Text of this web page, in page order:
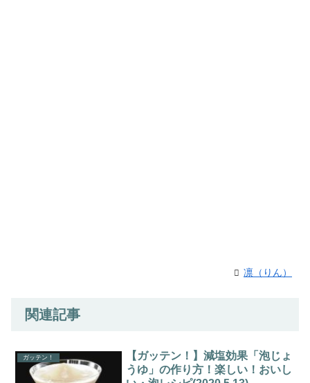
凛（りん）
関連記事
ガッテン！
【ガッテン！】減塩効果「泡じょ
うゆ」の作り方！楽しい！おいし